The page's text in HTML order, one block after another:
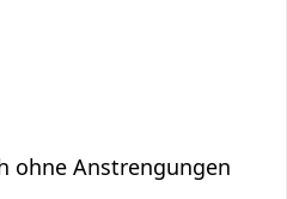
ohne Anstrengungen